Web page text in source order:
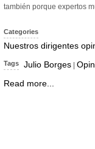
también porque expertos
Categories
Nuestros dirigentes
Tags Julio Borges |
Read more...